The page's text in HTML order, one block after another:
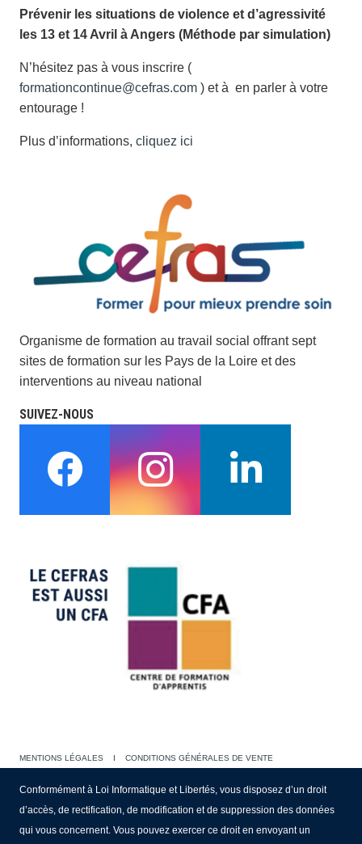
Prévenir les situations de violence et d’agressivité
les 13 et 14 Avril à Angers (Méthode par simulation)
N’hésitez pas à vous inscrire (
formationcontinue@cefras.com ) et à en parler à votre
entourage !
Plus d’informations, cliquez ici
Organisme de formation au travail social offrant sept
sites de formation sur les Pays de la Loire et des
interventions au niveau national
SUIVEZ-NOUS
MENTIONS LÉGALES I CONDITIONS GÉNÉRALES DE VENTE
Conformément à Loi Informatique et Libertés, vous disposez d’un droit
d’accès, de rectification, de modification et de suppression des données
qui vous concernent. Vous pouvez exercer ce droit en envoyant un